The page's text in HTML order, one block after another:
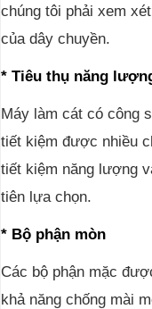
chúng tôi phải xem
của dây chuyền.
* Tiêu thụ năng
Máy làm cát có công
tiết kiệm được nhiều
tiết kiệm năng lượng
tiên lựa chọn.
* Bộ phận mòn
Các bộ phận mặc
khả năng chống mài